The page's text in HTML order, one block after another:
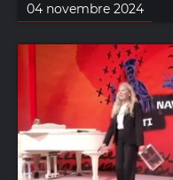
04 novembre 2024